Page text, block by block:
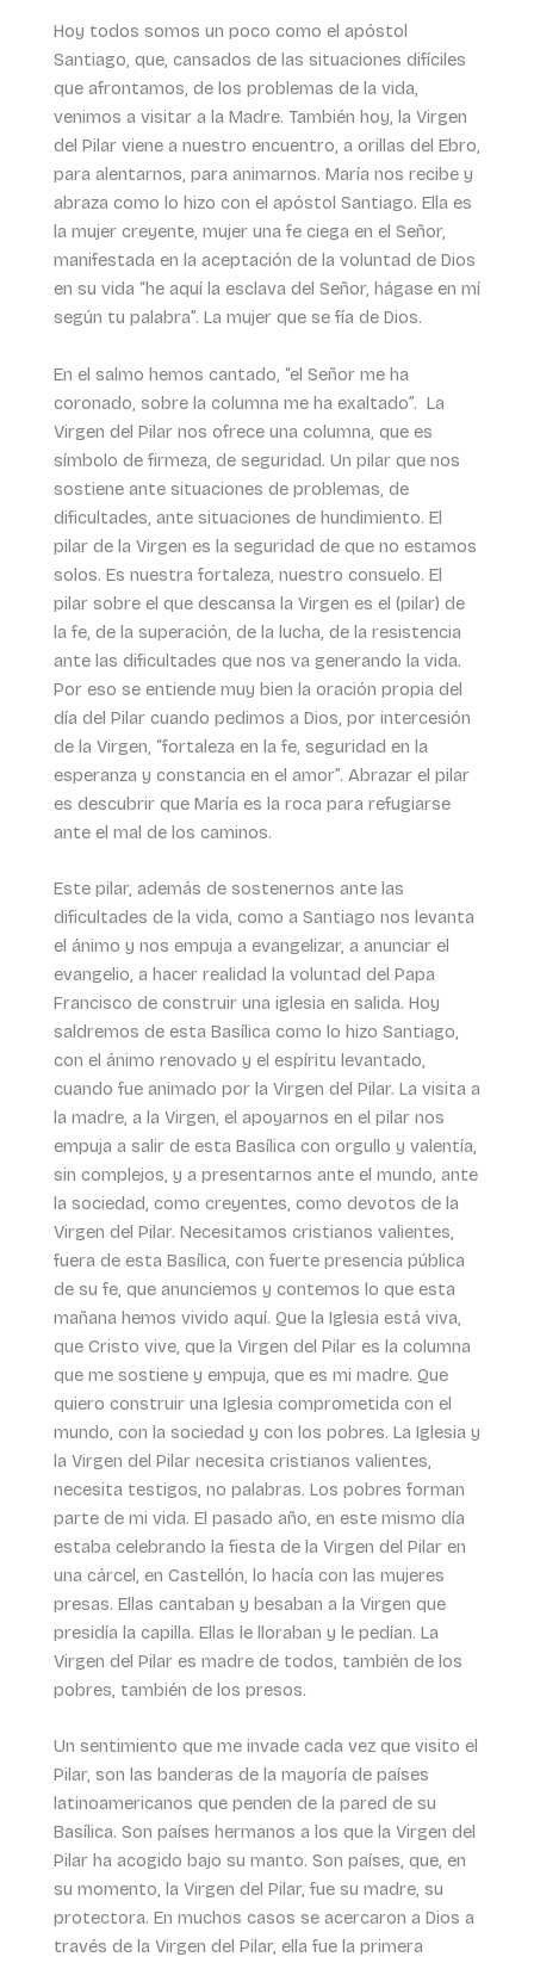
Hoy todos somos un poco como el apóstol
Santiago, que, cansados de las situaciones difíciles
que afrontamos, de los problemas de la vida,
venimos a visitar a la Madre. También hoy, la Virgen
del Pilar viene a nuestro encuentro, a orillas del Ebro,
para alentarnos, para animarnos. María nos recibe y
abraza como lo hizo con el apóstol Santiago. Ella es
la mujer creyente, mujer una fe ciega en el Señor,
manifestada en la aceptación de la voluntad de Dios
en su vida “he aquí la esclava del Señor, hágase en mí
según tu palabra”. La mujer que se fía de Dios.
En el salmo hemos cantado, “el Señor me ha
coronado, sobre la columna me ha exaltado”. La
Virgen del Pilar nos ofrece una columna, que es
símbolo de firmeza, de seguridad. Un pilar que nos
sostiene ante situaciones de problemas, de
dificultades, ante situaciones de hundimiento. El
pilar de la Virgen es la seguridad de que no estamos
solos. Es nuestra fortaleza, nuestro consuelo. El
pilar sobre el que descansa la Virgen es el (pilar) de
la fe, de la superación, de la lucha, de la resistencia
ante las dificultades que nos va generando la vida.
Por eso se entiende muy bien la oración propia del
día del Pilar cuando pedimos a Dios, por intercesión
de la Virgen, “fortaleza en la fe, seguridad en la
esperanza y constancia en el amor”. Abrazar el pilar
es descubrir que María es la roca para refugiarse
ante el mal de los caminos.
Este pilar, además de sostenernos ante las
dificultades de la vida, como a Santiago nos levanta
el ánimo y nos empuja a evangelizar, a anunciar el
evangelio, a hacer realidad la voluntad del Papa
Francisco de construir una iglesia en salida. Hoy
saldremos de esta Basílica como lo hizo Santiago,
con el ánimo renovado y el espíritu levantado,
cuando fue animado por la Virgen del Pilar. La visita a
la madre, a la Virgen, el apoyarnos en el pilar nos
empuja a salir de esta Basílica con orgullo y valentía,
sin complejos, y a presentarnos ante el mundo, ante
la sociedad, como creyentes, como devotos de la
Virgen del Pilar. Necesitamos cristianos valientes,
fuera de esta Basílica, con fuerte presencia pública
de su fe, que anunciemos y contemos lo que esta
mañana hemos vivido aquí. Que la Iglesia está viva,
que Cristo vive, que la Virgen del Pilar es la columna
que me sostiene y empuja, que es mi madre. Que
quiero construir una Iglesia comprometida con el
mundo, con la sociedad y con los pobres. La Iglesia y
la Virgen del Pilar necesita cristianos valientes,
necesita testigos, no palabras. Los pobres forman
parte de mi vida. El pasado año, en este mismo día
estaba celebrando la fiesta de la Virgen del Pilar en
una cárcel, en Castellón, lo hacía con las mujeres
presas. Ellas cantaban y besaban a la Virgen que
presidía la capilla. Ellas le lloraban y le pedían. La
Virgen del Pilar es madre de todos, también de los
pobres, también de los presos.
Un sentimiento que me invade cada vez que visito el
Pilar, son las banderas de la mayoría de países
latinoamericanos que penden de la pared de su
Basílica. Son países hermanos a los que la Virgen del
Pilar ha acogido bajo su manto. Son países, que, en
su momento, la Virgen del Pilar, fue su madre, su
protectora. En muchos casos se acercaron a Dios a
través de la Virgen del Pilar, ella fue la primera